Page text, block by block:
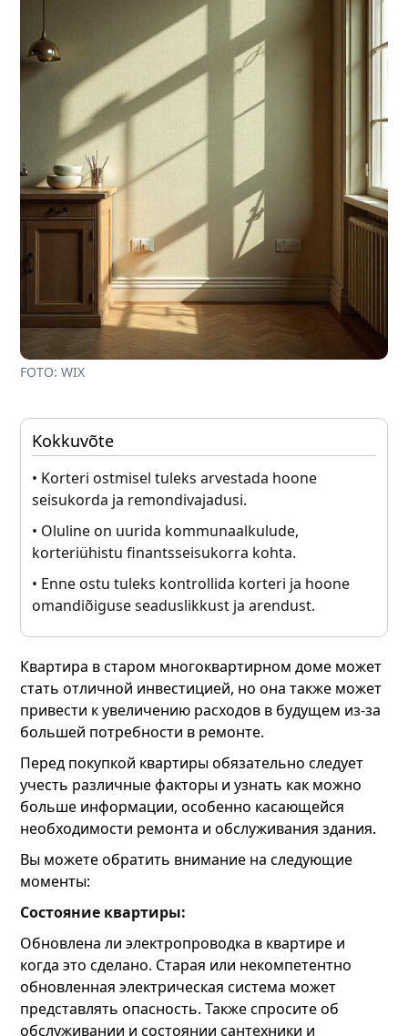
FOTO: WIX
Kokkuvõte
• Korteri ostmisel tuleks arvestada hoone
seisukorda ja remondivajadusi.
• Oluline on uurida kommunaalkulude,
korteriühistu finantsseisukorra kohta.
• Enne ostu tuleks kontrollida korteri ja hoone
omandiõiguse seaduslikkust ja arendust.
Квартира в старом многоквартирном доме может
стать отличной инвестицией, но она также может
привести к увеличению расходов в будущем из-за
большей потребности в ремонте.
Перед покупкой квартиры обязательно следует
учесть различные факторы и узнать как можно
больше информации, особенно касающейся
необходимости ремонта и обслуживания здания.
Вы можете обратить внимание на следующие
моменты:
Состояние квартиры:
Обновлена ли электропроводка в квартире и
когда это сделано. Старая или некомпетентно
обновленная электрическая система может
представлять опасность. Также спросите об
обслуживании и состоянии сантехники и